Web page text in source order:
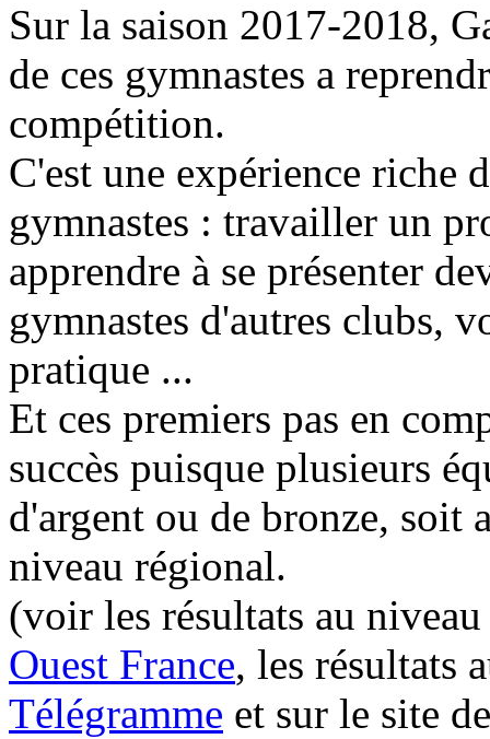
Sur la saison 2017-2018,
de ces gymnastes a
compétition.
C'est une expérience riche
gymnastes : travailler un
apprendre à se présenter
gymnastes d'autres clubs,
pratique ...
Et ces premiers pas en
succès puisque plusieurs
d'argent ou de bronze, soit
niveau régional.
(voir les résultats au
Ouest France, les résultats
Télégramme et sur le site